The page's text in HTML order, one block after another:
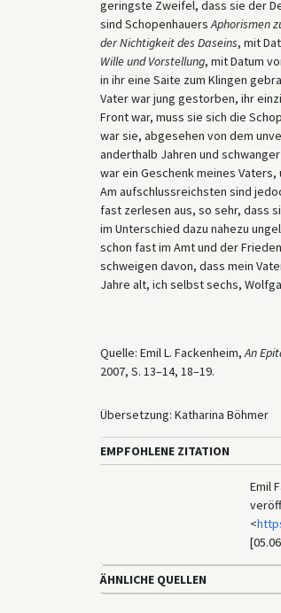
geringste Zweifel, dass sie der
sind SchopenhauersAphorismen
der Nichtigkeit des Daseins, mit
Wille und Vorstellung, mit Datum
in ihr eine Saite zum Klingen
Vater war jung gestorben, ihr
Front war, muss sie sich die
war sie, abgesehen von dem
anderthalb Jahren und
war ein Geschenk meines
Am aufschlussreichsten sind
fast zerlesen aus, so sehr, dass
im Unterschied dazu nahezu
schon fast im Amt und der
schweigen davon, dass mein
Jahre alt, ich selbst sechs,
Quelle: Emil L. Fackenheim,An
2007, S. 13–14, 18–19.
Übersetzung: Katharina Böhmer
EMPFOHLENE ZITATION
Emil
<
ÄHNLICHE QUELLEN